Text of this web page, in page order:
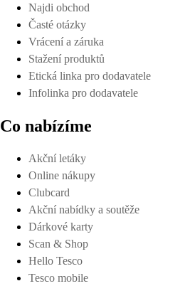
Najdi obchod
Časté otázky
Vrácení a záruka
Stažení produktů
Etická linka pro dodavatele
Infolinka pro dodavatele
Co nabízíme
Akční letáky
Online nákupy
Clubcard
Akční nabídky a soutěže
Dárkové karty
Scan & Shop
Hello Tesco
Tesco mobile